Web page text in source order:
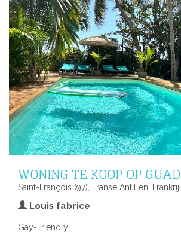
WONING TE KOOP OP
Saint-François (97), Franse Antillen,
Louis fabrice
Gay-Friendly